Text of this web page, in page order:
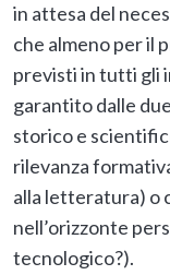
in attesa del
che almeno per il
previsti in tutti gli
garantito dalle
storico e
rilevanza
alla letteratura) o
nell’orizzonte
tecnologico?).